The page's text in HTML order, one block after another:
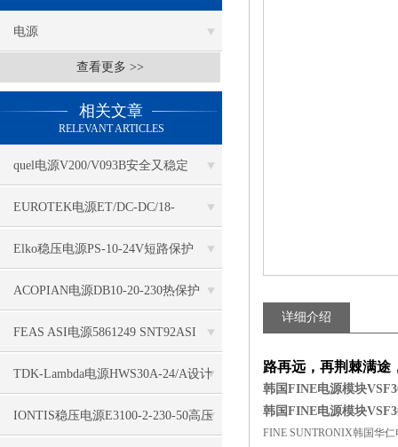
电源
查看更多 >>
相关文章
RELEVANT ARTICLES
quel电源V200/V093B安全又稳定
EUROTEK电源ET/DC-DC/18-
36/10/0.3A/GB COD.4310输出稳定
Elko稳压电源PS-10-24V短路保护
ACOPIAN电源DB10-20-230热保护
FEAS ASI电源5861249 SNT92ASI
Netzgerät geregelt防短路
TDK-Lambda电源HWS30A-24/A设计
理念
IONTIS稳压电源E3100-2-230-50高压
详细介绍
路再远，再荆棘满途
韩国FINE电源模块
韩国FINE电源模块
FINE SUNTRONIX韩国华仁